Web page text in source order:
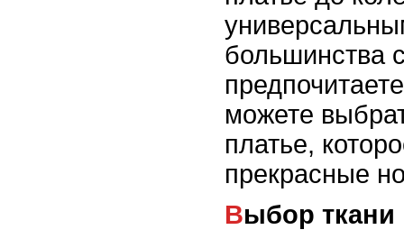
большинства
можете
платье,
прекрасные
Выбор ткани